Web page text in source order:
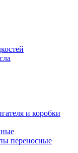
и коробки
переносные